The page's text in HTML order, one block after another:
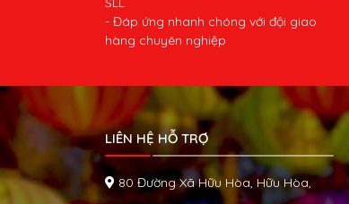
- Đáp ứng nhanh chóng với đội giao
hàng chuyên nghiệp
LIÊN HỆ HỖ TRỢ
80 Đường Xã Hữu Hòa, Hữu Hòa,